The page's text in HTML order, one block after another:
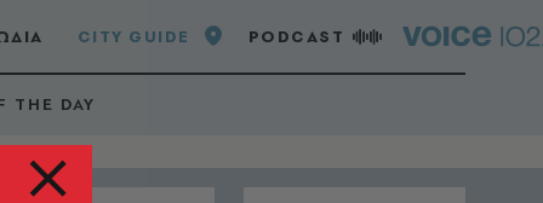
CITY GUIDE PODCAST
THE DAY